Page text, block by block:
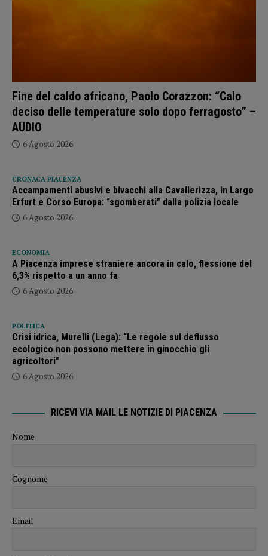
Fine del caldo africano, Paolo Corazzon: “Calo
deciso delle temperature solo dopo ferragosto” –
AUDIO
6 Agosto 2026
CRONACA PIACENZA
Accampamenti abusivi e bivacchi alla Cavallerizza, in Largo
Erfurt e Corso Europa: “sgomberati” dalla polizia locale
6 Agosto 2026
ECONOMIA
A Piacenza imprese straniere ancora in calo, flessione del
6,3% rispetto a un anno fa
6 Agosto 2026
POLITICA
Crisi idrica, Murelli (Lega): “Le regole sul deflusso
ecologico non possono mettere in ginocchio gli
agricoltori”
6 Agosto 2026
RICEVI VIA MAIL LE NOTIZIE DI PIACENZA
Nome
Cognome
Email